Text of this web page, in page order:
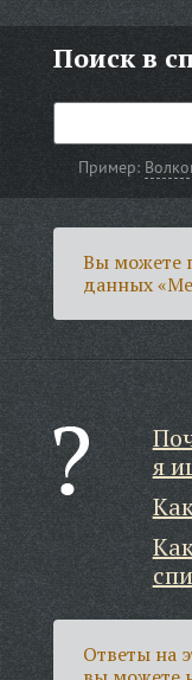
Поиск в
Пример:
Вы можете
данных
я
Ответы на